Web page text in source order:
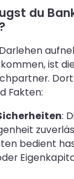
du
ist
Fakten:
:
bedient